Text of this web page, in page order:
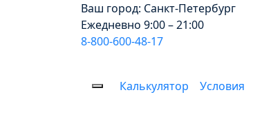
Ваш город: Санкт-Петербург
Ежедневно 9:00 – 21:00
8-800-600-48-17
Калькулятор Условия